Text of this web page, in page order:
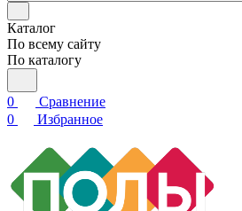
Каталог
По всему сайту
По каталогу
0
Сравнение
0
Избранное